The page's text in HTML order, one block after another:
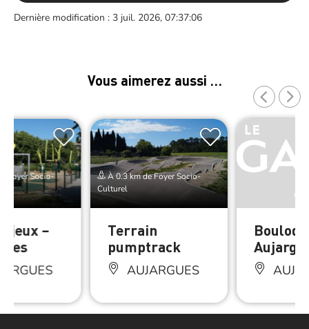
Dernière modification : 3 juil. 2026, 07:37:06
Vous aimerez aussi …
Foyer Socio-
jeux –
À 0.3 km de Foyer Socio-
Culturel
Terrain
pumptrack
AUJARGUES